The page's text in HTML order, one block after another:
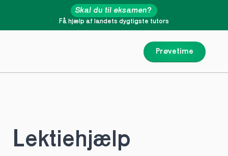
Prøvetime
Få hjælp af landets dygtigste tutors
Skal du til eksamen?
Lektiehjælp